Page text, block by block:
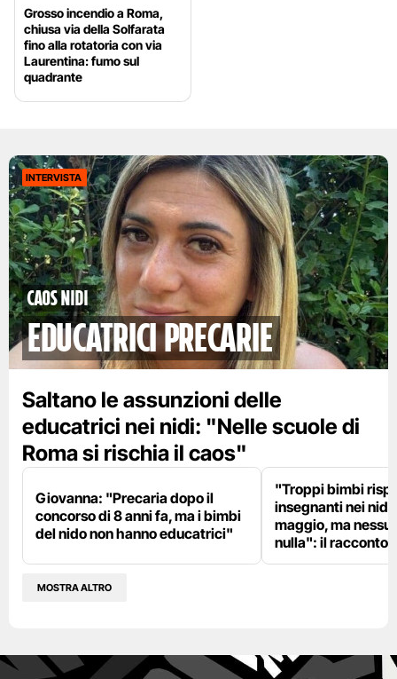
Grosso incendio a Roma,
chiusa via della Solfarata
fino alla rotatoria con via
Laurentina: fumo sul
quadrante
INTERVISTA
Caos nidi
educatrici precarie
Saltano le assunzioni delle
educatrici nei nidi: "Nelle scuole di
Roma si rischia il caos"
Giovanna: "Precaria dopo il
concorso di 8 anni fa, ma i bimbi
del nido non hanno educatrici"
"Troppi bimbi
insegnanti nei
maggio, ma
nulla": il racconto
MOSTRA ALTRO